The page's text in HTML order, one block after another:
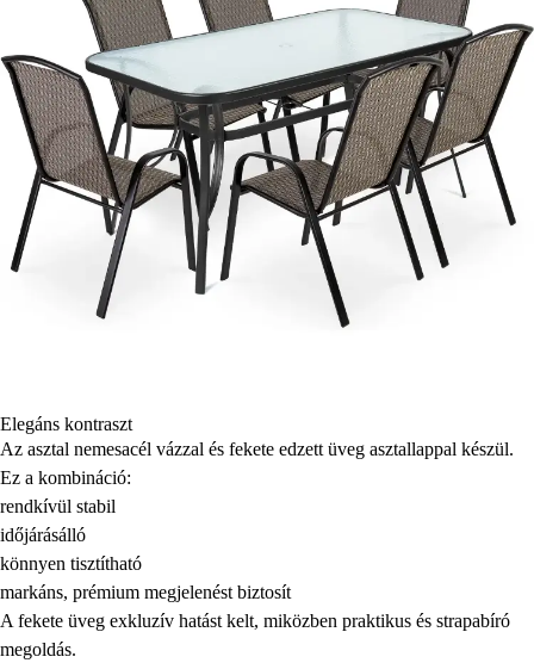
Elegáns kontraszt
Az asztal nemesacél vázzal és fekete edzett üveg asztallappal készül.
Ez a kombináció:
rendkívül stabil
időjárásálló
könnyen tisztítható
markáns, prémium megjelenést biztosít
A fekete üveg exkluzív hatást kelt, miközben praktikus és strapabíró
megoldás.